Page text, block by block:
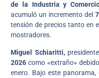
de la Industria y
acumuló un incremento del
tensión de precios tanto en
mostradores.
Miguel Schiaritti,
2026como «extraño»
enero. Bajo este